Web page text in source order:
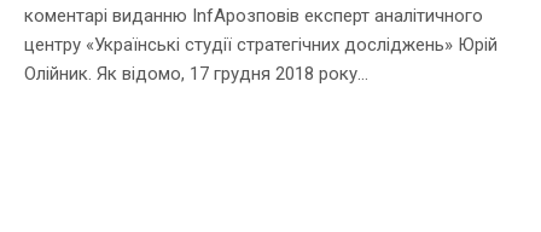
коментарі виданню InfAрозповів експерт аналітичного
центру «Українські студії стратегічних досліджень» Юрій
Олійник. Як відомо, 17 грудня 2018 року...